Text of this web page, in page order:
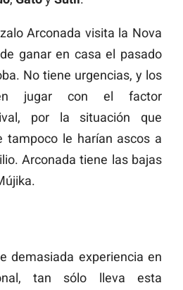
Arconada visita la Nova
ganar en casa el pasado
No tiene urgencias, y los
jugar con el factor
por la situación que
tampoco le harían ascos a
Arconada tiene las bajas
demasiada experiencia en
tan sólo lleva esta